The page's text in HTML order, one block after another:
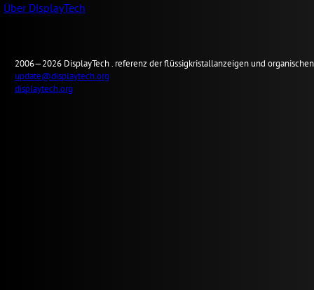
Über DisplayTech
2006—2026 DisplayTech . referenz der flüssigkristallanzeigen und
update@displaytech.org
displaytech.org